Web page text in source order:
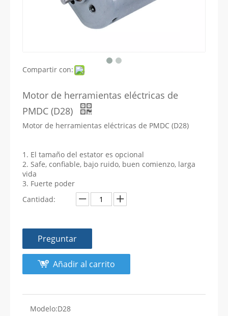
Compartir con:
Motor de herramientas eléctricas de
PMDC (D28)
Motor de herramientas eléctricas de PMDC (D28)
1. El tamaño del estator es opcional
2. Safe, confiable, bajo ruido, buen comienzo, larga
vida
3. Fuerte poder
Cantidad:
Preguntar
Añadir al carrito
Modelo:D28